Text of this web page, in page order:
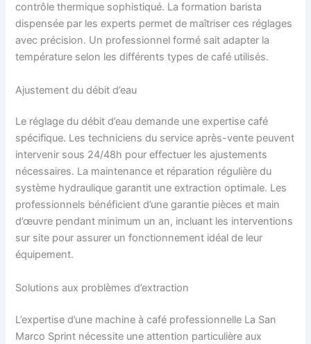
contrôle thermique sophistiqué. La formation barista
dispensée par les experts permet de maîtriser ces réglages
avec précision. Un professionnel formé sait adapter la
température selon les différents types de café utilisés.
Ajustement du débit d’eau
Le réglage du débit d’eau demande une expertise café
spécifique. Les techniciens du service après-vente peuvent
intervenir sous 24/48h pour effectuer les ajustements
nécessaires. La maintenance et réparation régulière du
système hydraulique garantit une extraction optimale. Les
professionnels bénéficient d’une garantie pièces et main
d’œuvre pendant minimum un an, incluant les interventions
sur site pour assurer un fonctionnement idéal de leur
équipement.
Solutions aux problèmes d’extraction
L’expertise d’une machine à café professionnelle La San
Marco Sprint nécessite une attention particulière aux